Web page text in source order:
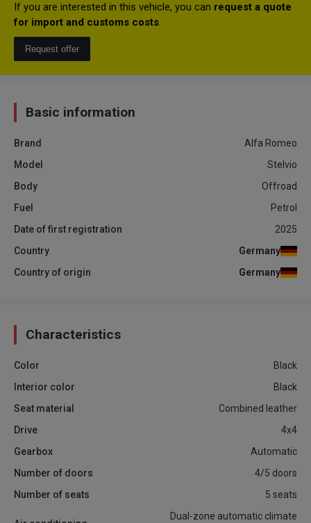
If you are interested in this vehicle, you can request a quote
for import and customs costs.
Request offer
Basic information
Brand
Alfa Romeo
Model
Stelvio
Body
Offroad
Fuel
Petrol
Date of first registration
2025
Country
Germany
Country of origin
Germany
Characteristics
Color
Black
Interior color
Black
Seat material
Combined leather
Drive
4x4
Gearbox
Automatic
Number of doors
4/5 doors
Number of seats
5 seats
Dual-zone automatic climate